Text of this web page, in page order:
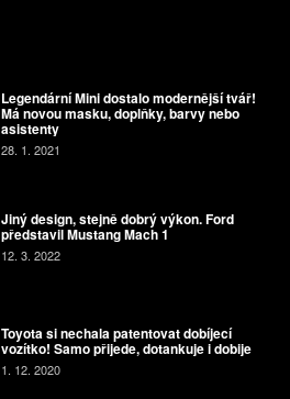
Legendární Mini dostalo modernější tvář!
Má novou masku, doplňky, barvy nebo
asistenty
28. 1. 2021
Jiný design, stejně dobrý výkon. Ford
představil Mustang Mach 1
12. 3. 2022
Toyota si nechala patentovat dobíjecí
vozítko! Samo přijede, dotankuje i dobije
1. 12. 2020